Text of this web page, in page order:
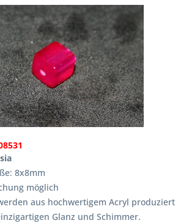
8x8mm
möglich
aus hochwertigem Acryl produziert
Glanz und Schimmer.